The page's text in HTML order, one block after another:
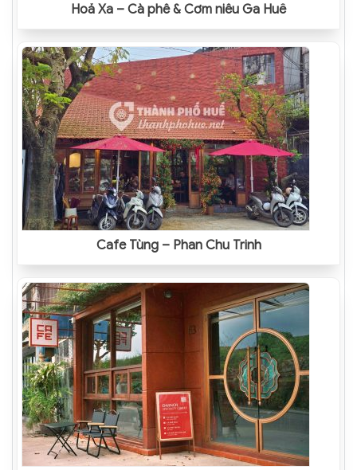
Hoả Xa – Cà phê & Cơm niêu Ga Huế
Cafe Tùng – Phan Chu Trinh